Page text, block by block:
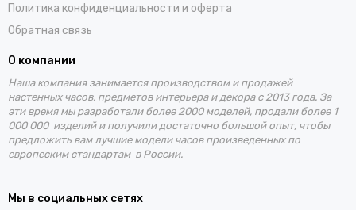
Политика конфиденциальности и оферта
Обратная связь
О компании
Наша компания занимается производством и продажей
настенных часов, предметов интерьера и декора с 2013 года. За
эти время мы разработали более 2000 моделей, продали более 1
000 000 изделий и получили достаточно большой опыт, чтобы
предложить вам лучшие модели часов произведенных по
европеским стандартам в России.
Мы в социальных сетях